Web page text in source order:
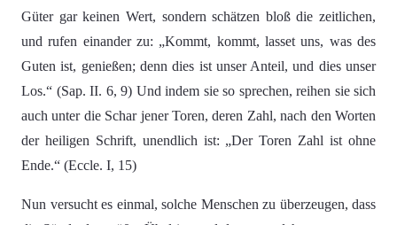
Güter gar keinen Wert, sondern schätzen bloß die zeitlichen,
und rufen einander zu: „Kommt, kommt, lasset uns, was des
Guten ist, genießen; denn dies ist unser Anteil, und dies unser
Los.“ (Sap. II. 6, 9) Und indem sie so sprechen, reihen sie sich
auch unter die Schar jener Toren, deren Zahl, nach den Worten
der heiligen Schrift, unendlich ist: „Der Toren Zahl ist ohne
Ende.“ (Eccle. I, 15)
Nun versucht es einmal, solche Menschen zu überzeugen, dass